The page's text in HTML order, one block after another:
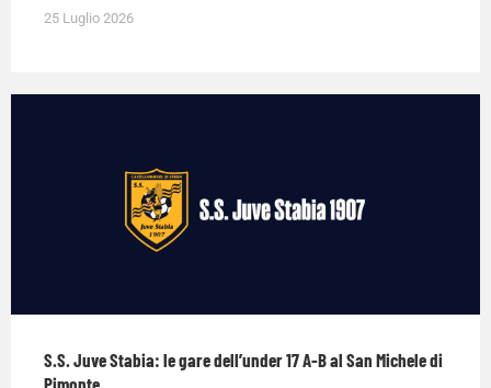
25 Luglio 2026
S.S. Juve Stabia: le gare dell’under 17 A-B al San Michele di
Pimonte